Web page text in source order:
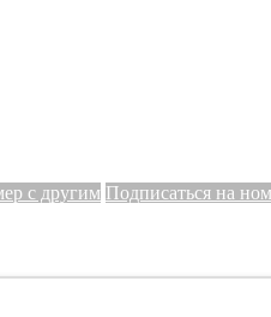
с другим Подписаться на